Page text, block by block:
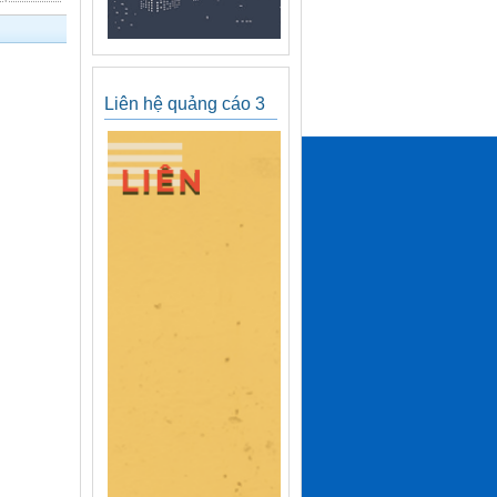
Liên hệ quảng cáo 3